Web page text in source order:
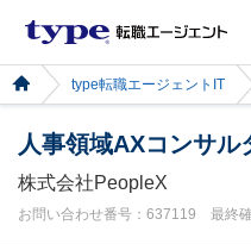
type転職エージェントIT
人事領域AXコンサル
株式会社PeopleX
お問い合わせ番号：637119 最終